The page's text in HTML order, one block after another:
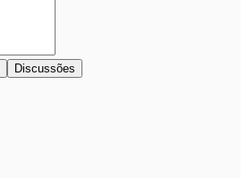
Discussões